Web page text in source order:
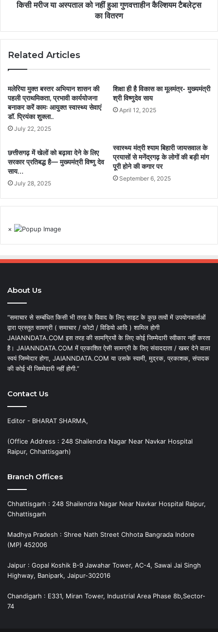
किसी मरीज या अस्पताल को नहीं हुआ गुणवत्ताहीन कैल्शियम टैबलेट्स
का वितरण
Related Articles
मलेरिया मुक्त बस्तर अभियान शासन की
पहली प्राथमिकता, प्रभावी कार्ययोजना
बनाकर करें कामः आयुक्त स्वास्थ्य सेवाएं
डॉ. प्रियंका शुक्ला..
July 22, 2025
शिक्षा ही है विकास का मूलमंत्र- मुख्यमंत्री
श्री विष्णुदेव साय
April 12, 2025
छत्तीसगढ़ में खेलों को बढ़ावा देने के लिए
सरकार प्रतिबद्ध है— मुख्यमंत्री विष्णु देव
साय…
July 28, 2025
स्वास्थ्य मंत्री श्याम बिहारी जायसवाल के
प्रयासों से मनेंद्रगढ़ के लोगों की बड़ी मांग
पूरी होने की कगार पर
September 6, 2025
×
About Us
“समाचार से सम्बंधित किसी भी तरह के विवाद के लिए साइट के कुछ तत्वों में उपयोगकर्ताओं
द्वारा प्रस्तुत सामग्री ( समाचार / फोटो / विडियो आदि ) शामिल होगी
JAIANNDATA.COM इस तरह की सामग्रियों के लिए कोई जिम्मेदारी स्वीकार नहीं करता
है। JAIANNDATA.COM में प्रकाशित ऐसी सामग्री के लिए संवाददाता / खबर देने वाला
स्वयं जिम्मेदार होगा, JAIANNDATA.COM या उसके स्वामी, मुद्रक, प्रकाशक, संपादक
की कोई भी जिम्मेदारी नहीं होगी.”
Contact Us
Editor - BHARAT SHARMA,
(Office Address : 248 Shailendra Nagar Near Navkar Hospital
Raipur, Chhattisgarh)
Branch Offices
Chhattisgarh : 248 Shailendra Nagar Near Navkar Hospital Raipur,
Chhattisgarh
Madhya Pradesh : Shree Nath Street Chhota Bangrada Indore
(MP) 452006
Jaipur : Gopal Koshik B-9 Jawahar Tower, AC-4, Sawai Jai Singh
Highway, Banipark, Jaipur-302016
Chandigarh : E331, Miran Tower, Industrial Area Phase 8b,Sector-
74